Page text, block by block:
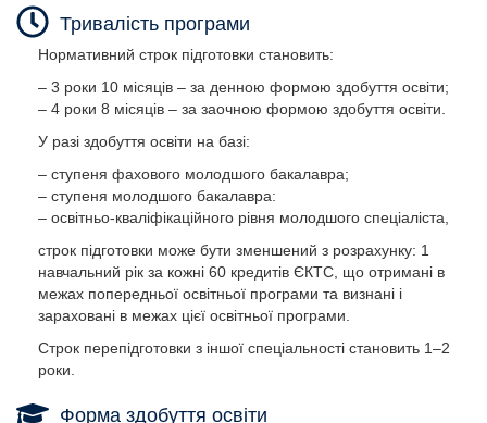
Тривалість програми
Нормативний строк підготовки становить:
– 3 роки 10 місяців – за денною формою здобуття освіти;
– 4 роки 8 місяців – за заочною формою здобуття освіти.
У разі здобуття освіти на базі:
– ступеня фахового молодшого бакалавра;
– ступеня молодшого бакалавра:
– освітньо-кваліфікаційного рівня молодшого спеціаліста,
строк підготовки може бути зменшений з розрахунку: 1
навчальний рік за кожні 60 кредитів ЄКТС, що отримані в
межах попередньої освітньої програми та визнані і
зараховані в межах цієї освітньої програми.
Строк перепідготовки з іншої спеціальності становить 1–2
роки.
Форма здобуття освіти